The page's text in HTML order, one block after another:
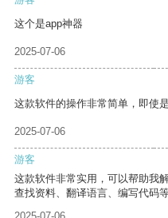
这个是app神器
2025-07-06
游客
这款软件的操作非常简单，即使
2025-07-06
游客
这款软件非常实用，可以帮助我
查找资料、翻译语言、编写代码等